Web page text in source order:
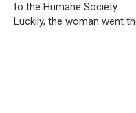
to the Humane Society.
Luckily, the woman went